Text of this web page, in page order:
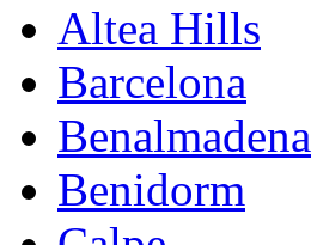
Altea Hills
Barcelona
Benalmadena
Benidorm